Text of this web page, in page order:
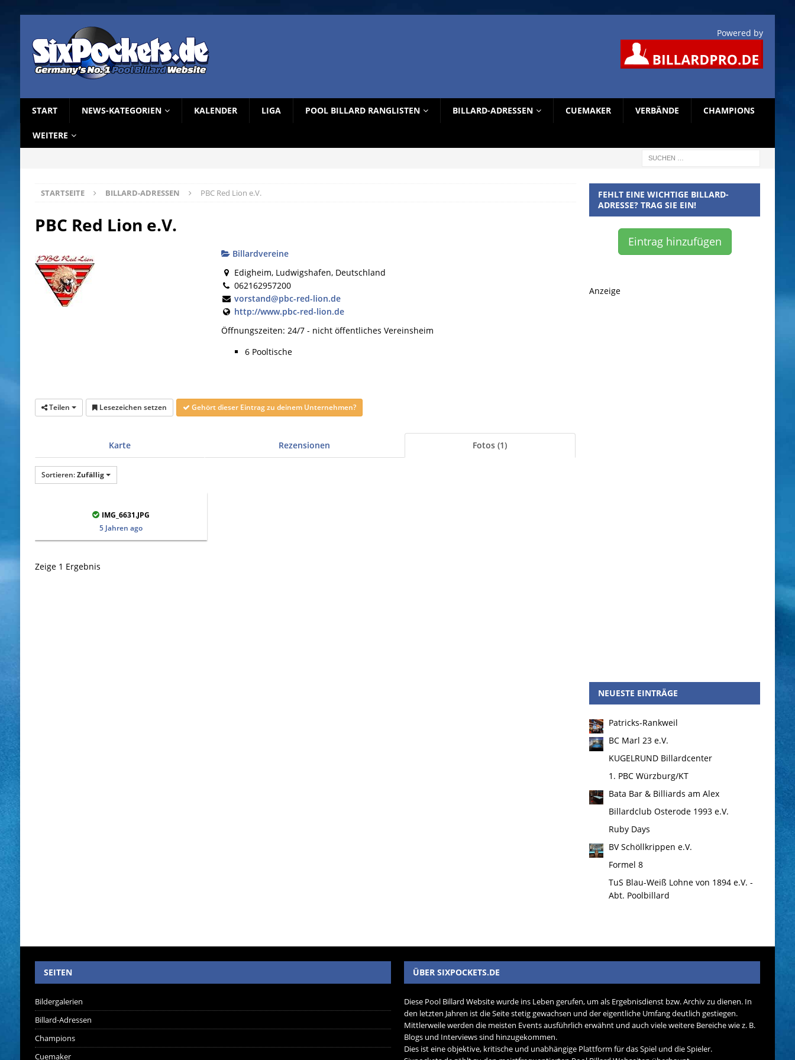
Powered by
START NEWS-KATEGORIEN KALENDER LIGA POOL BILLARD RANGLISTEN BILLARD-ADRESSEN CUEMAKER VERBÄNDE CHAMPIONS
WEITERE
STARTSEITE BILLARD-ADRESSEN PBC Red Lion e.V.
PBC Red Lion e.V.
Billardvereine
Edigheim, Ludwigshafen, Deutschland
062162957200
vorstand@pbc-red-lion.de
http://www.pbc-red-lion.de
Öffnungszeiten: 24/7 - nicht öffentliches Vereinsheim
6 Pooltische
Teilen Lesezeichen setzen Gehört dieser Eintrag zu deinem Unternehmen?
Karte Rezensionen Fotos (1)
Sortieren:Zufällig
IMG_6631.JPG
5 Jahren ago
Zeige 1 Ergebnis
FEHLT EINE WICHTIGE BILLARD-
ADRESSE? TRAG SIE EIN!
Eintrag hinzufügen
Anzeige
NEUESTE EINTRÄGE
Patricks-Rankweil
BC Marl 23 e.V.
KUGELRUND Billardcenter
1. PBC Würzburg/KT
Bata Bar & Billiards am Alex
Billardclub Osterode 1993 e.V.
Ruby Days
BV Schöllkrippen e.V.
Formel 8
TuS Blau-Weiß Lohne von 1894 e.V. -
Abt. Poolbillard
SEITEN
Bildergalerien
Billard-Adressen
Champions
Cuemaker
ÜBER SIXPOCKETS.DE
Diese Pool Billard Website wurde ins Leben gerufen, um als Ergebnisdienst bzw. Archiv zu dienen. In
den letzten Jahren ist die Seite stetig gewachsen und der eigentliche Umfang deutlich gestiegen.
Mittlerweile werden die meisten Events ausführlich erwähnt und auch viele weitere Bereiche wie z. B.
Blogs und Interviews sind hinzugekommen.
Dies ist eine objektive, kritische und unabhängige Plattform für das Spiel und die Spieler.